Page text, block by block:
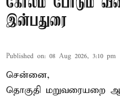
இன்பதுரை
Published on: 08 Aug 2026, 3:10 pm
சென்னை,
தொகுதி மறுவரையறை